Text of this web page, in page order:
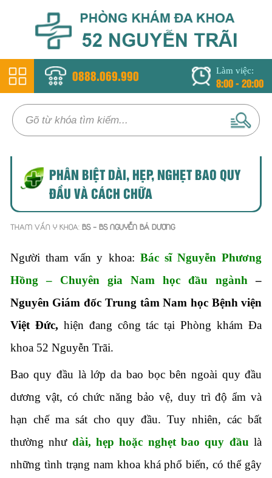
0888.069.990 Làm việc:
8:00 - 20:00
PHÂN BIỆT DÀI, HẸP, NGHẸT BAO QUY
ĐẦU VÀ CÁCH CHỮA
THAM VẤN Y KHOA: BS - BS NGUYỄN BÁ DƯƠNG
Người tham vấn y khoa: Bác sĩ Nguyễn Phương
Hồng – Chuyên gia Nam học đầu ngành –
Nguyên Giám đốc Trung tâm Nam học Bệnh viện
Việt Đức, hiện đang công tác tại Phòng khám Đa
khoa 52 Nguyễn Trãi.
Bao quy đầu là lớp da bao bọc bên ngoài quy đầu
dương vật, có chức năng bảo vệ, duy trì độ ẩm và
hạn chế ma sát cho quy đầu. Tuy nhiên, các bất
thường như dài, hẹp hoặc nghẹt bao quy đầu là
những tình trạng nam khoa khá phổ biến, có thể gây